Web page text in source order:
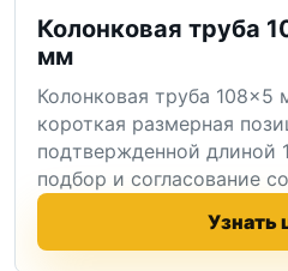
Колонковая труба
мм
Колонковая труба
короткая размерная
подтвержденной длиной
подбор и согласование
Узнать